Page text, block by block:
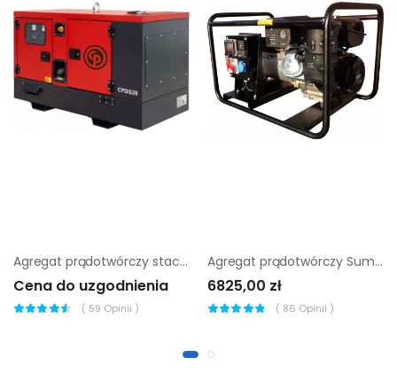
Agregat prądotwórczy stacjonarny Chicago Pneumatic CPDG 14
Cena do uzgodnienia
( 59 Opinii )
Agregat prądotwórczy Sumera Motor SMG-7ME-K-AVR
6825,00 zł
( 86 Opinii )